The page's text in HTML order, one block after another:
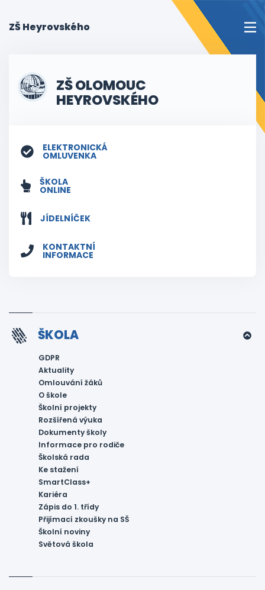
ZŠ Heyrovského
ZŠ OLOMOUC
HEYROVSKÉHO
ELEKTRONICKÁ
OMLUVENKA
ŠKOLA
ONLINE
JÍDELNÍČEK
KONTAKTNÍ
INFORMACE
ŠKOLA
GDPR
Aktuality
Omlouvání žáků
O škole
Školní projekty
Rozšířená výuka
Dokumenty školy
Informace pro rodiče
Školská rada
Ke stažení
SmartClass+
Kariéra
Zápis do 1. třídy
Přijímací zkoušky na SŠ
Školní noviny
Světová škola